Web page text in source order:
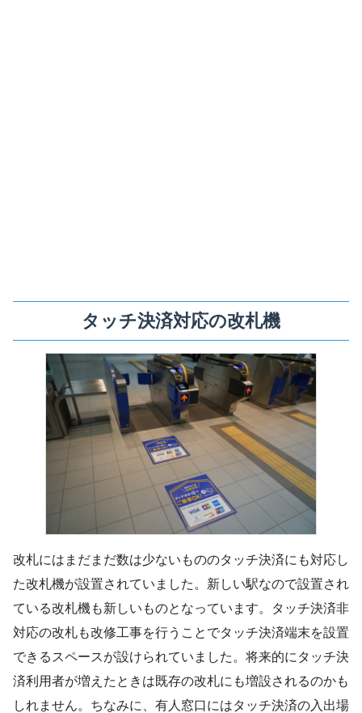
タッチ決済対応の改札機
改札にはまだまだ数は少ないもののタッチ決済にも対応し
た改札機が設置されていました。新しい駅なので設置され
ている改札機も新しいものとなっています。タッチ決済非
対応の改札も改修工事を行うことでタッチ決済端末を設置
できるスペースが設けられていました。将来的にタッチ決
済利用者が増えたときは既存の改札にも増設されるのかも
しれません。ちなみに、有人窓口にはタッチ決済の入出場